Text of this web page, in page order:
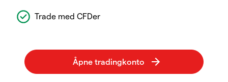
Trade med CFDer